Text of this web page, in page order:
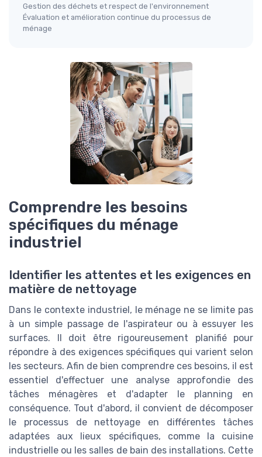
Gestion des déchets et respect de l'environnement
Évaluation et amélioration continue du processus de
ménage
Comprendre les besoins
spécifiques du ménage
industriel
Identifier les attentes et les exigences en
matière de nettoyage
Dans le contexte industriel, le ménage ne se limite pas
à un simple passage de l'aspirateur ou à essuyer les
surfaces. Il doit être rigoureusement planifié pour
répondre à des exigences spécifiques qui varient selon
les secteurs. Afin de bien comprendre ces besoins, il est
essentiel d'effectuer une analyse approfondie des
tâches ménagères et d'adapter le planning en
conséquence. Tout d'abord, il convient de décomposer
le processus de nettoyage en différentes tâches
adaptées aux lieux spécifiques, comme la cuisine
industrielle ou les salles de bain des installations. Cette